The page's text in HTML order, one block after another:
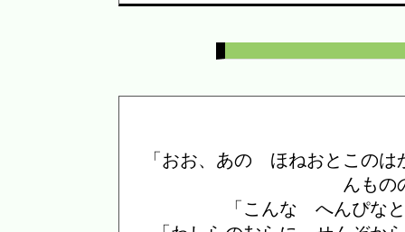
「おお、あの ほねおとこの
んもの
「こんな へんぴな